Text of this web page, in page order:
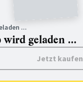
...
geladen ...
Jetzt kaufen